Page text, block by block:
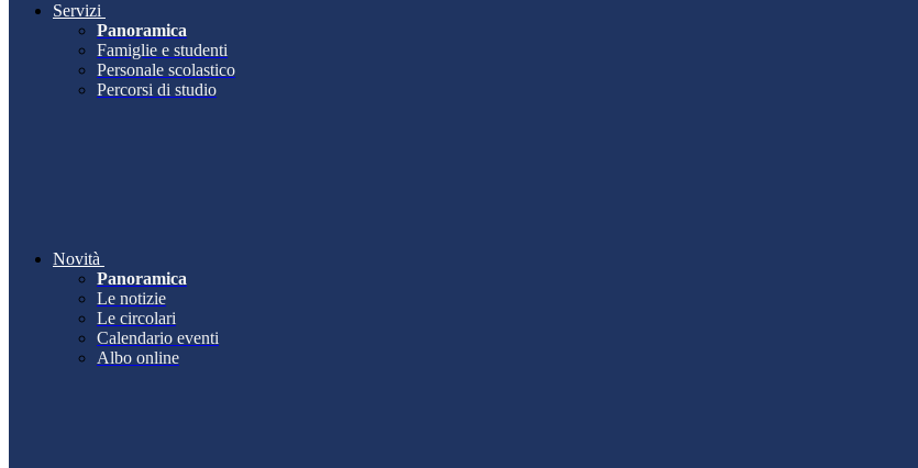
Servizi
Panoramica
Famiglie e studenti
Personale scolastico
Percorsi di studio
Novità
Panoramica
Le notizie
Le circolari
Calendario eventi
Albo online